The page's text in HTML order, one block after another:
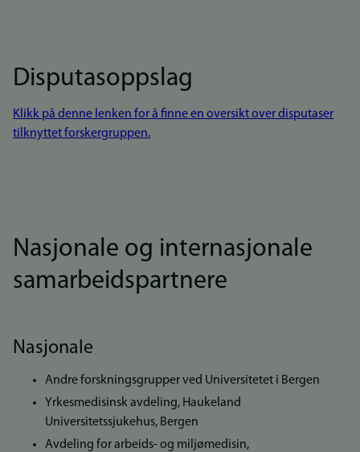
Disputasoppslag
Klikk på denne lenken for å finne en oversikt over disputaser
tilknyttet forskergruppen.
Nasjonale og internasjonale
samarbeidspartnere
Nasjonale
Andre forskningsgrupper ved Universitetet i Bergen
Yrkesmedisinsk avdeling, Haukeland
Universitetssjukehus, Bergen
Avdeling for arbeids- og miljømedisin,